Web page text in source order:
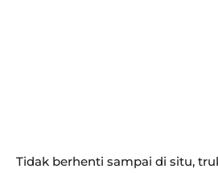
Tidak berhenti sampai di situ,